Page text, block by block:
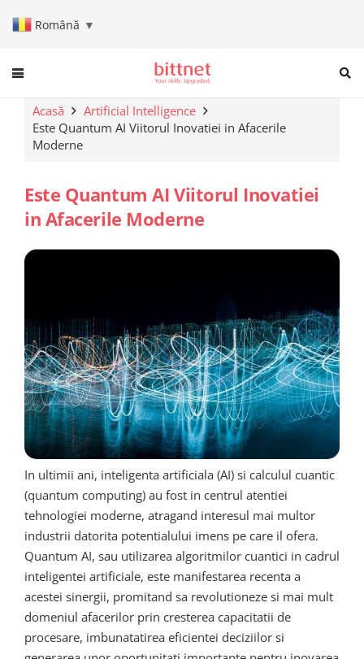
Română ▼
When autocomplete results
Acasă
Artificial Intelligence
Este Quantum AI Viitorul Inovatiei in Afacerile
Moderne
Este Quantum AI Viitorul Inovatiei
in Afacerile Moderne
In ultimii ani, inteligenta artificiala (AI) si calculul cuantic
(quantum computing) au fost in centrul atentiei
tehnologiei moderne, atragand interesul mai multor
industrii datorita potentialului imens pe care il ofera.
Quantum AI, sau utilizarea algoritmilor cuantici in cadrul
inteligentei artificiale, este manifestarea recenta a
acestei sinergii, promitand sa revolutioneze si mai mult
domeniul afacerilor prin cresterea capacitatii de
procesare, imbunatatirea eficientei deciziilor si